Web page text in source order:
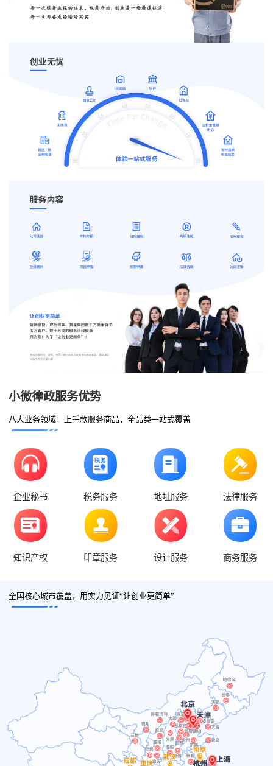
小微律政服务优势
八大业务领域，上千款服务商品，全品类一站式覆盖
企业秘书 税务服务 地址服务 法律服务
知识产权 印章服务 设计服务 商务服务
全国核心城市覆盖，用实力见证“让创业更简单”